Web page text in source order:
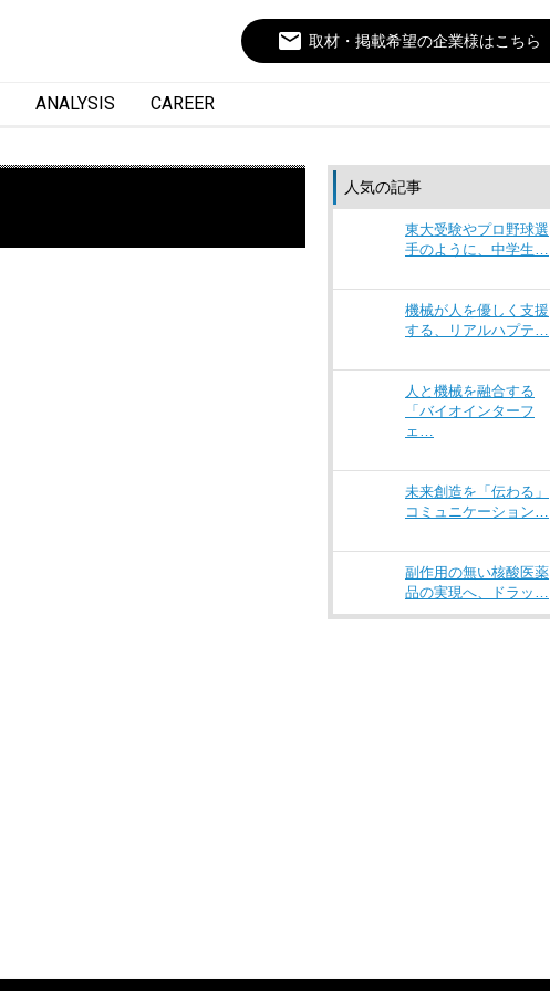
email 取材・掲載希望の企業様はこちら
ANALYSIS CAREER
人気の記事
東大受験やプロ野球選
手のように、中学生…
機械が人を優しく支援
する、リアルハプテ…
人と機械を融合する
「バイオインターフ
ェ…
未来創造を「伝わる」
コミュニケーション…
副作用の無い核酸医薬
品の実現へ、ドラッ…